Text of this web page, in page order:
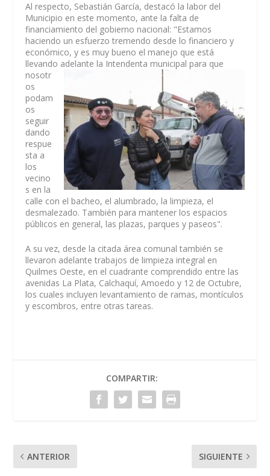
Al respecto, Sebastián García, destacó la labor del
Municipio en este momento, ante la falta de
financiamiento del gobierno nacional: "Estamos
haciendo un esfuerzo tremendo desde lo financiero y
económico, y es muy bueno el manejo que está
llevando adelante la Intendenta municipal para que
nosotr
os
podam
os
seguir
dando
respue
sta a
los
vecino
s en la
calle con el bacheo, el alumbrado, la limpieza, el
desmalezado. También para mantener los espacios
públicos en general, las plazas, parques y paseos".
A su vez, desde la citada área comunal también se
llevaron adelante trabajos de limpieza integral en
Quilmes Oeste, en el cuadrante comprendido entre las
avenidas La Plata, Calchaquí, Amoedo y 12 de Octubre,
los cuales incluyen levantamiento de ramas, montículos
y escombros, entre otras tareas.
COMPARTIR:
ANTERIOR SIGUIENTE